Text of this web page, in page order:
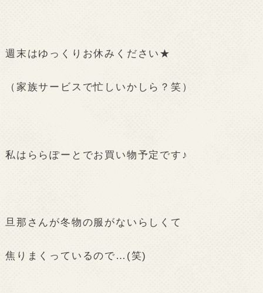
週末はゆっくりお休みください★
（家族サービスで忙しいかしら？笑）
私はららぽーとでお買い物予定です♪
旦那さんが冬物の服がないらしくて
焦りまくっているので…(笑)